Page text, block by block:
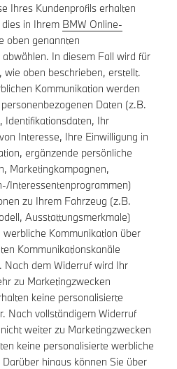
Ihres Kundenprofils erhalten
in Ihrem BMW Online-
oben genannten
In diesem Fall wird für
wie oben beschrieben, erstellt.
Kommunikation werden
Daten (z.B.
Identifikationsdaten, Ihr
Interesse, Ihre Einwilligung in
ergänzende persönliche
Marketingkampagnen,
Interessentenprogrammen)
zu Ihrem Fahrzeug (z.B.
Ausstattungsmerkmale)
Kommunikation über
Kommunikationskanäle
Nach dem Widerruf wird Ihr
zu Marketingzwecken
keine personalisierte
Nach vollständigem Widerruf
weiter zu Marketingzwecken
keine personalisierte werbliche
hinaus können Sie über